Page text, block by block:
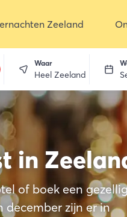
Zeeland
Waar
Heel Zeeland
in
of boek een
december zijn er in